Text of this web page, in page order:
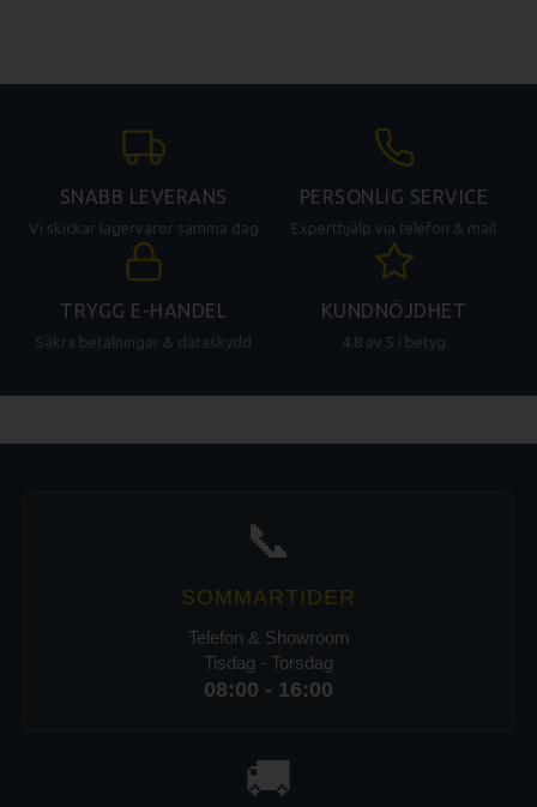
SNABB LEVERANS
Vi skickar lagervaror samma dag
PERSONLIG SERVICE
Experthjälp via telefon & mail
TRYGG E-HANDEL
Säkra betalningar & dataskydd
KUNDNÖJDHET
4.8 av 5 i betyg
📞
SOMMARTIDER
Telefon & Showroom
Tisdag - Torsdag
08:00 - 16:00
🚚